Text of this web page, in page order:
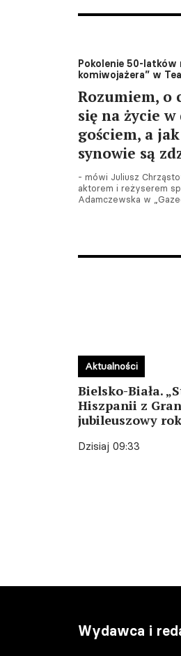
Pokolenie 50-latków
komiwojażera” w
Rozumiem, o
się na życie
gościem, a
synowie są
- mówi Juliusz
aktorem i reżyserem
Adamczewska w
Bielsko-Biała.
Hiszpanii z
jubileuszowy rok
Dzisiaj 09:33
Aktualności
Wydawca i